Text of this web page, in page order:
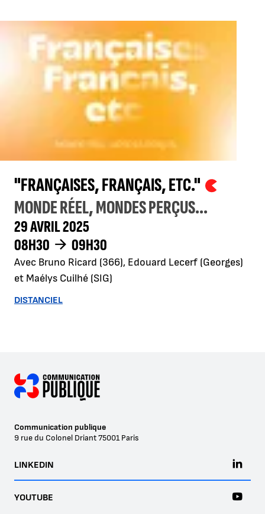
"FRANÇAISES, FRANÇAIS, ETC."
MONDE RÉEL, MONDES PERÇUS...
29 AVRIL 2025
08H30
09H30
Avec Bruno Ricard (366), Edouard Lecerf (Georges)
et Maélys Cuilhé (SIG)
DISTANCIEL
Communication publique
9 rue du Colonel Driant75001 Paris
LINKEDIN
YOUTUBE